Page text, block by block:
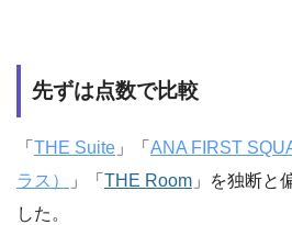
先ずは点数で比較
「 THE Suite 」「 ANA FIRST
ラス）
」「 THE Room 」を独断と
した。